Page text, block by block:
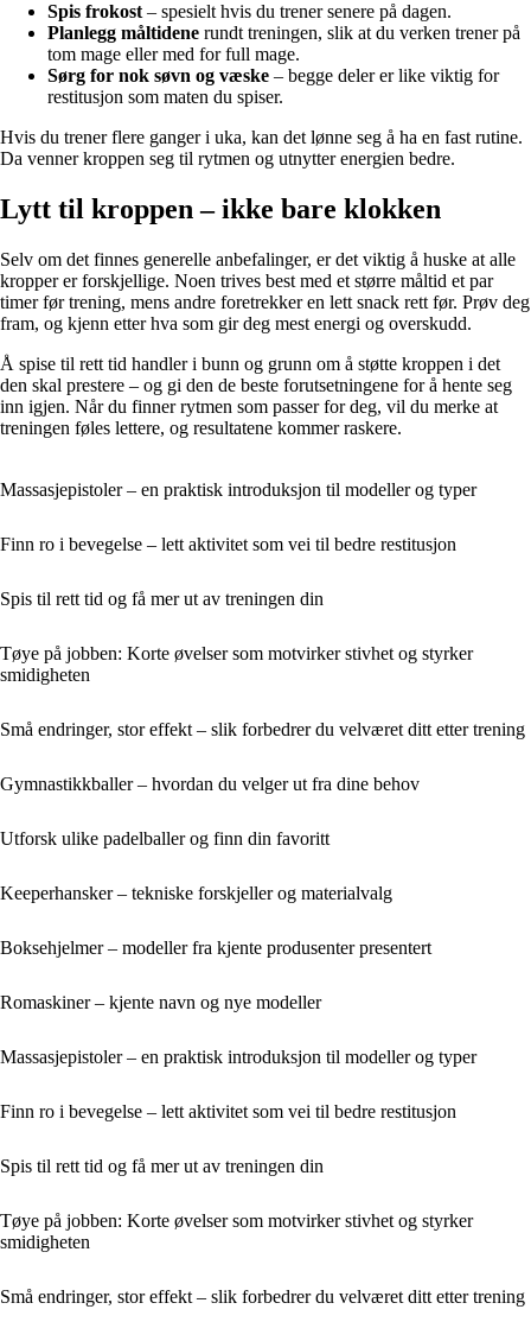
Spis frokost – spesielt hvis du trener senere på dagen.
Planlegg måltidene rundt treningen, slik at du verken trener på
tom mage eller med for full mage.
Sørg for nok søvn og væske – begge deler er like viktig for
restitusjon som maten du spiser.
Hvis du trener flere ganger i uka, kan det lønne seg å ha en fast rutine.
Da venner kroppen seg til rytmen og utnytter energien bedre.
Lytt til kroppen – ikke bare klokken
Selv om det finnes generelle anbefalinger, er det viktig å huske at alle
kropper er forskjellige. Noen trives best med et større måltid et par
timer før trening, mens andre foretrekker en lett snack rett før. Prøv deg
fram, og kjenn etter hva som gir deg mest energi og overskudd.
Å spise til rett tid handler i bunn og grunn om å støtte kroppen i det
den skal prestere – og gi den de beste forutsetningene for å hente seg
inn igjen. Når du finner rytmen som passer for deg, vil du merke at
treningen føles lettere, og resultatene kommer raskere.
Massasjepistoler – en praktisk introduksjon til modeller og typer
Finn ro i bevegelse – lett aktivitet som vei til bedre restitusjon
Spis til rett tid og få mer ut av treningen din
Tøye på jobben: Korte øvelser som motvirker stivhet og styrker
smidigheten
Små endringer, stor effekt – slik forbedrer du velværet ditt etter trening
Gymnastikkballer – hvordan du velger ut fra dine behov
Utforsk ulike padelballer og finn din favoritt
Keeperhansker – tekniske forskjeller og materialvalg
Boksehjelmer – modeller fra kjente produsenter presentert
Romaskiner – kjente navn og nye modeller
Massasjepistoler – en praktisk introduksjon til modeller og typer
Finn ro i bevegelse – lett aktivitet som vei til bedre restitusjon
Spis til rett tid og få mer ut av treningen din
Tøye på jobben: Korte øvelser som motvirker stivhet og styrker
smidigheten
Små endringer, stor effekt – slik forbedrer du velværet ditt etter trening